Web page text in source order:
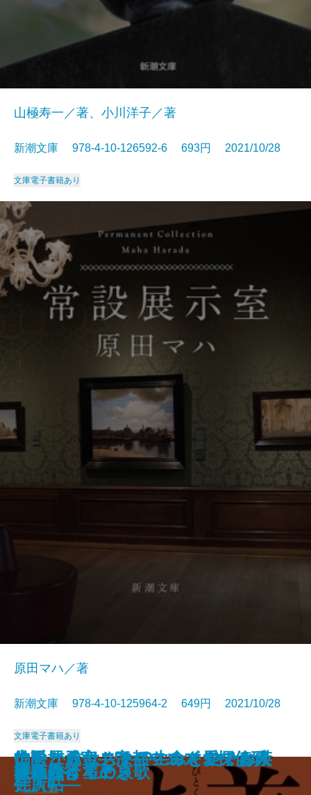
生き抜くためのドストエフスキー
入門―「五大長編」集中講義―
うちのレシピ
蟻の棲み家
臆病な詩人、街へ出る。
一汁一菜でよいという提案
日本の聖域 ザ・コロナ
方丈の孤月―鴨長明伝―
もうひとつの「流転の海」
ゴリラの森、言葉の海
山極寿一／著、小川洋子／著
新潮文庫 978-4-10-126592-6 693円 2021/10/28
文庫電子書籍あり
常設展示室―Permanent Collectio
n―
原田マハ／著
新潮文庫 978-4-10-125964-2 649円 2021/10/28
文庫電子書籍あり
美徳のよろめき
音楽
伯爵と成金―帝都マユズミ探偵研
究所―
はるか
星夜航行〔上〕
星夜航行〔下〕
名もなき星の哀歌
玄鳥さりて
はしからはしまで―みとや・お瑛
仕入帖―
ナチュラリスト―生命を愛でる人
―